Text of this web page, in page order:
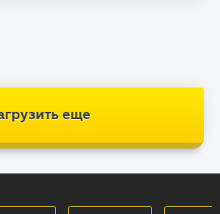
еще